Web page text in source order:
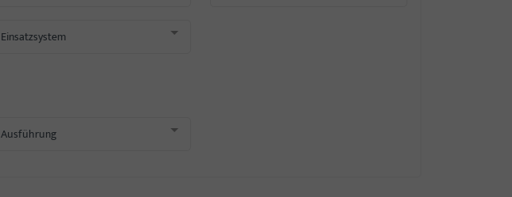
Einsatzsystem
Ausführung